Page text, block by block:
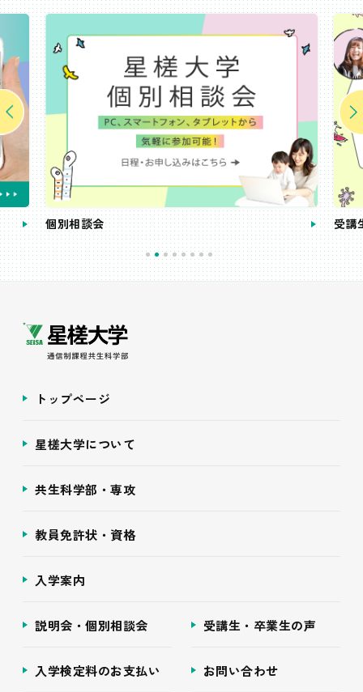
個別相談会 受講
トップページ
星槎大学について
共生科学部・専攻
教員免許状・資格
入学案内
説明会・個別相談会 受講生・卒業生の声
入学検定料のお支払い お問い合わせ